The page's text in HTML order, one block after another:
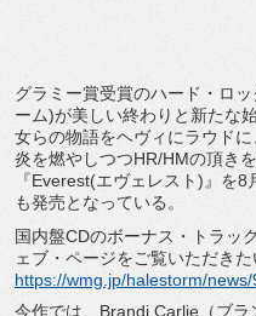
グラミー賞受賞のハード・ロ
ーム)が美しい終わりと新たな
女らの物語をヘヴィにラウドに
炎を燃やしつつHR/HMの頂き
『Everest(エヴェレスト)』を8
も発売となっている。
国内盤CDのボーナス・
トラッ
ェブ・ ページをご覧いただきた
https://wmg.jp/halestorm/news/
今作では、Brandi Carlie（ブ